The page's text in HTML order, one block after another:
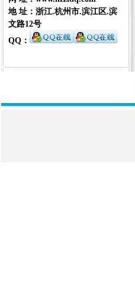
地 址：浙江.杭州市.滨江区.滨
文路12号
QQ ：